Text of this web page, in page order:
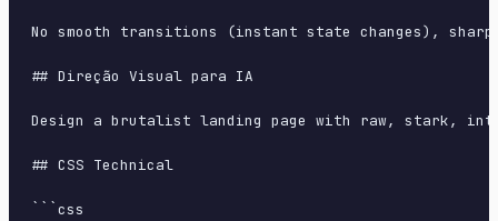
No smooth transitions (instant state changes),
## Direção Visual para IA
Design a brutalist landing page with raw, stark,
## CSS Technical
```css